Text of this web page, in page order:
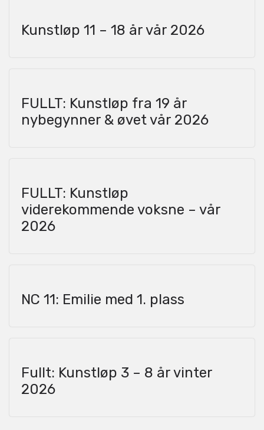
Kunstløp 11 – 18 år vår 2026
FULLT: Kunstløp fra 19 år
nybegynner & øvet vår 2026
FULLT: Kunstløp
viderekommende voksne – vår
2026
NC 11: Emilie med 1. plass
Fullt: Kunstløp 3 – 8 år vinter
2026